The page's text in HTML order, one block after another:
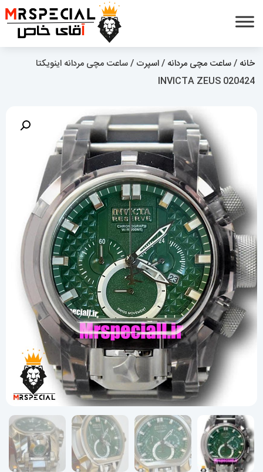
خانه /ساعت مچی مردانه /اسپرت / ساعت مچی مردانه اینویکتا
020424 INVICTA ZEUS